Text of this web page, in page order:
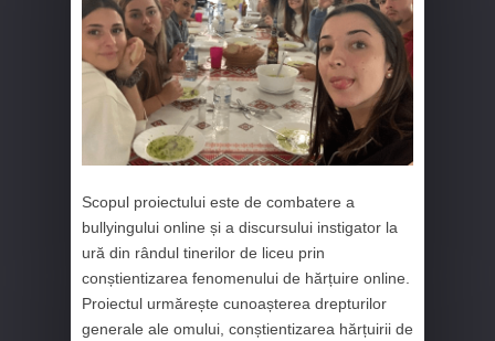
Scopul proiectului este de combatere a
bullyingului online și a discursului instigator la
ură din rândul tinerilor de liceu prin
conștientizarea fenomenului de hărțuire online.
Proiectul urmărește cunoașterea drepturilor
generale ale omului, conștientizarea hărțuirii de